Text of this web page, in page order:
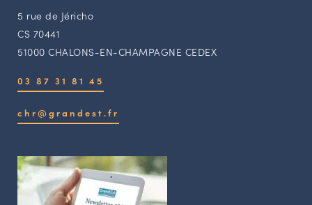
5 rue de Jéricho
CS 70441
51000 CHALONS-EN-CHAMPAGNE CEDEX
03 87 31 81 45
chr@grandest.fr